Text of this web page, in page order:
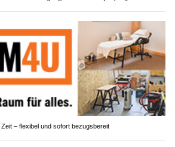
– flexibel und sofort bezugsbereit